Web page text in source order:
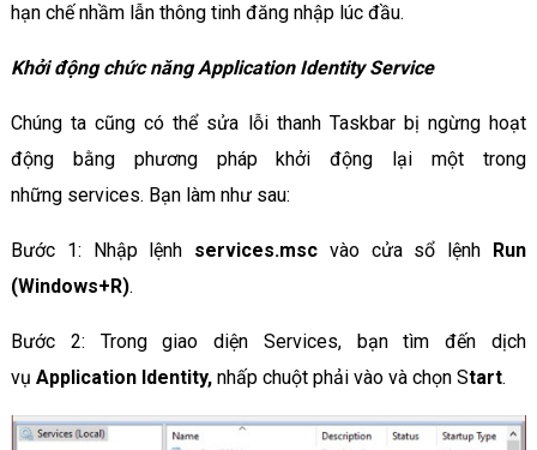
hạn chế nhầm lẫn thông tinh đăng nhập lúc đầu.
Khởi động chức năng Application Identity Service
Chúng ta cũng có thể sửa lỗi thanh Taskbar bị ngừng hoạt
động bằng phương pháp khởi động lại một trong
những services. Bạn làm như sau:
Bước 1: Nhập lệnh services.msc vào cửa sổ lệnh
Run
(Windows+R).
Bước 2: Trong giao diện Services, bạn tìm đến dịch
vụ Application Identity,nhấp chuột phải vào và chọn Start.